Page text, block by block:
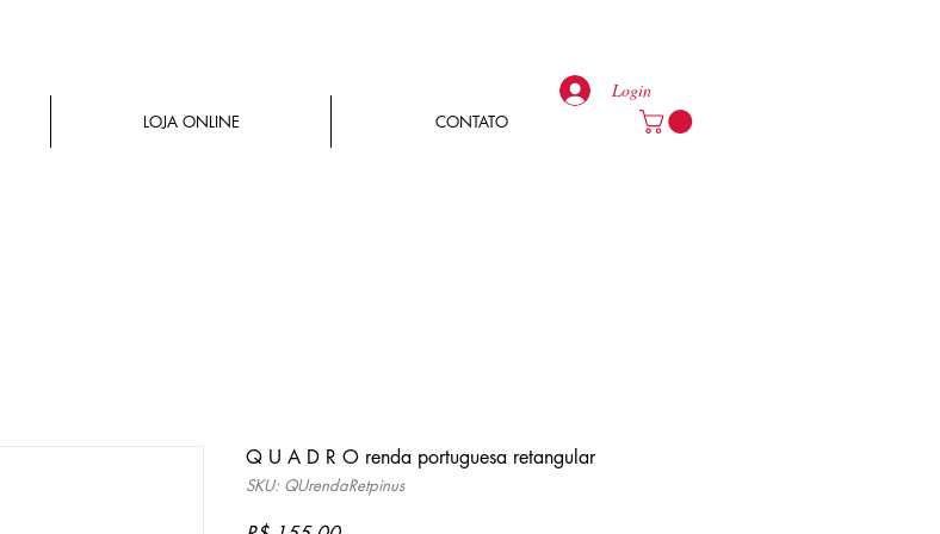
LOJA ONLINE CONTATO
Login
Q U A D R O renda portuguesa retangular
SKU: QUrendaRetpinus